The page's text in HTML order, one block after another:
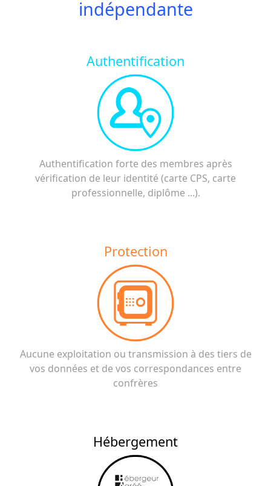
indépendante
Authentification
Authentification forte des membres après
vérification de leur identité (carte CPS, carte
professionnelle, diplôme ...).
Protection
Aucune exploitation ou transmission à des tiers de
vos données et de vos correspondances entre
confrères
Hébergement